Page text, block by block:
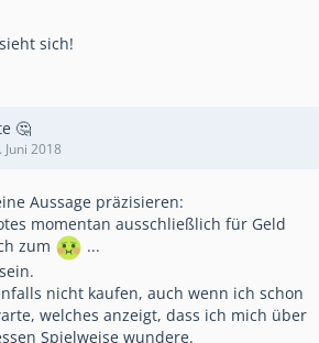
sich!
🤔
Juni 2018
Aussage präzisieren:
momentan ausschließlich für Geld
zum
...
nicht kaufen, auch wenn ich schon
welches anzeigt, dass ich mich über
Spielweise wundere.